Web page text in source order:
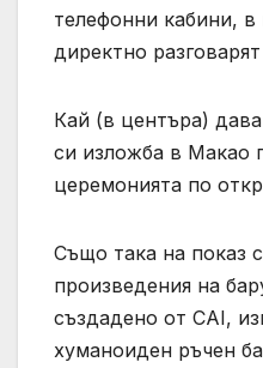
телефонни кабини, в
директно
Кай (в центъра)
си изложба в Макао
церемонията по
Също така на показ
произведения на
създадено от CAI,
хуманоиден ръчен